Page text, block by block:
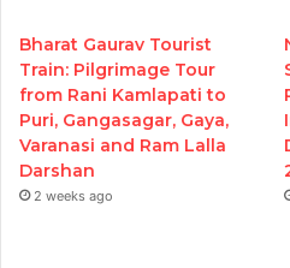
Bharat Gaurav Tourist
Train: Pilgrimage Tour
from Rani Kamlapati to
Puri, Gangasagar, Gaya,
Varanasi and Ram Lalla
Darshan
2 weeks ago